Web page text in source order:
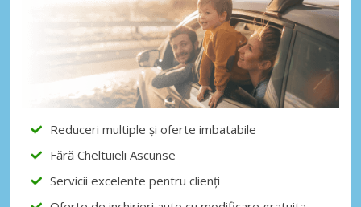
Reduceri multiple și oferte imbatabile
Fără Cheltuieli Ascunse
Servicii excelente pentru clienți